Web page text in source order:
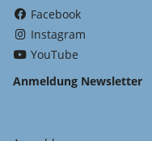
Facebook
Instagram
YouTube
Anmeldung Newsletter